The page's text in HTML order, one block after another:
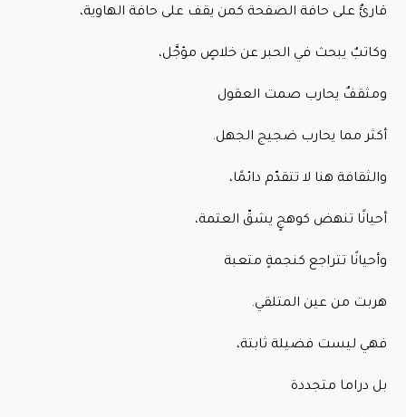
قارئٌ على حافة الصفحة كمن يقف على حافة الهاوية،
وكاتبٌ يبحث في الحبر عن خلاصٍ مؤجَّل،
ومثقفٌ يحارب صمت العقول
أكثر مما يحارب ضجيج الجهل.
والثقافة هنا لا تتقدّم دائمًا،
أحيانًا تنهض كوهجٍ يشقّ العتمة،
وأحيانًا تتراجع كنجمةٍ متعبة
هربت من عين المتلقي.
فهي ليست فضيلة ثابتة،
بل دراما متجددة